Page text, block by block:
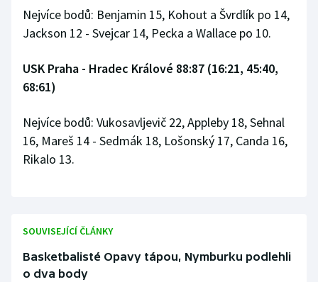
Vodní slalom
Ostatní
Nejvíce bodů: Benjamin 15, Kohout a Švrdlík po 14,
Jackson 12 - Svejcar 14, Pecka a Wallace po 10.
USK Praha - Hradec Králové 88:87 (16:21, 45:40,
68:61)
Nejvíce bodů: Vukosavljevič 22, Appleby 18, Sehnal
16, Mareš 14 - Sedmák 18, Lošonský 17, Canda 16,
Rikalo 13.
SOUVISEJÍCÍ ČLÁNKY
Basketbalisté Opavy tápou, Nymburku podlehli
o dva body